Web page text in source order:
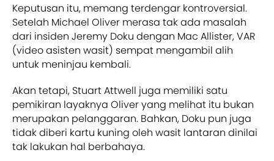
Keputusan itu, memang terdengar kontroversial.
Setelah Michael Oliver merasa tak ada masalah
dari insiden Jeremy Doku dengan Mac Allister, VAR
(video asisten wasit) sempat mengambil alih
untuk meninjau kembali.
Akan tetapi, Stuart Attwell juga memiliki satu
pemikiran layaknya Oliver yang melihat itu bukan
merupakan pelanggaran. Bahkan, Doku pun juga
tidak diberi kartu kuning oleh wasit lantaran dinilai
tak lakukan hal berbahaya.